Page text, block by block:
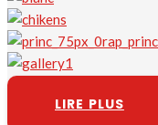
LIRE PLUS